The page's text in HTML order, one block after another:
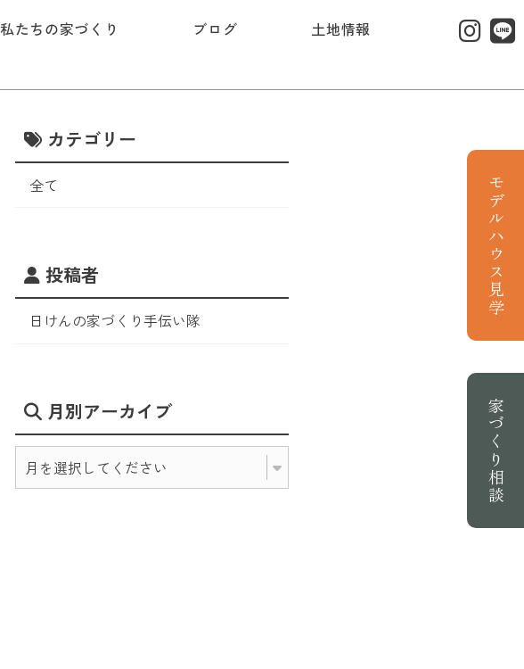
私たちの家づくり ブログ 土地情報
カテゴリー
全て
投稿者
日けんの家づくり手伝い隊
月別アーカイブ
モデルハウス見学
家づくり相談